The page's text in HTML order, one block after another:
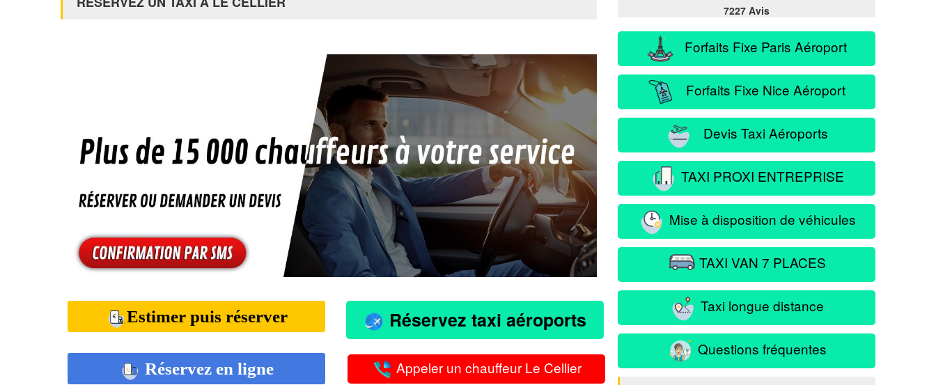
Estimer puis réserver Réservez taxi aéroports
Réservez en ligne Appeler un chauffeur Le Cellier
7227 Avis
Forfaits Fixe Paris Aéroport
Forfaits Fixe Nice Aéroport
Devis Taxi Aéroports
TAXI PROXI ENTREPRISE
Mise à disposition de véhicules
TAXI VAN 7 PLACES
Taxi longue distance
Questions fréquentes